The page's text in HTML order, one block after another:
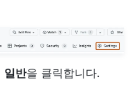
일반을 클릭합니다.